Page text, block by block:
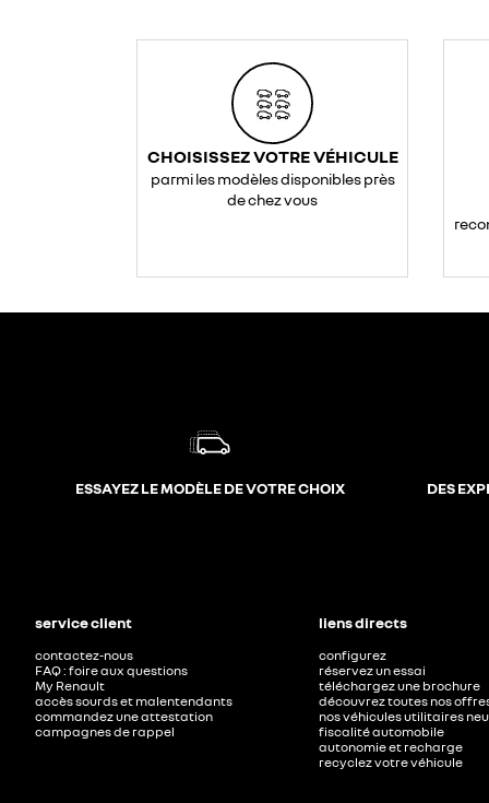
CHOISISSEZ VOTRE VÉHICULE
parmi les modèles disponibles près
de chez vous
ESSAYEZ LE MODÈLE DE VOTRE CHOIX DES
service client
contactez-nous
FAQ : foire aux questions
My Renault
accès sourds et malentendants
commandez une attestation
campagnes de rappel
liens directs
configurez
réservez un essai
téléchargez une brochure
découvrez toutes nos
nos véhicules utilitaires
fiscalité automobile
autonomie et recharge
recyclez votre véhicule